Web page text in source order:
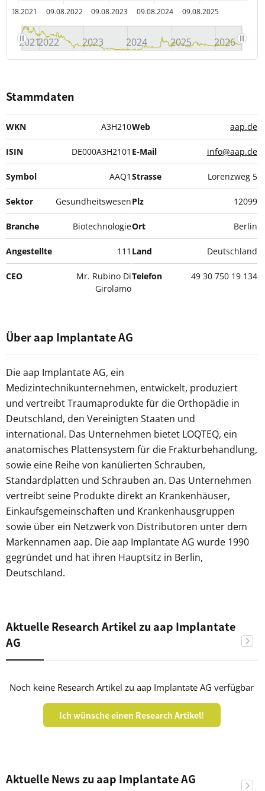
09.08.2021 09.08.2022 09.08.2023 09.08.2024 09.08.2025
20212022 2023 2024 2025 2026
Stammdaten
WKN A3H210
ISIN DE000A3H2101
Symbol AAQ1
Sektor Gesundheitswesen
Branche Biotechnologie
Angestellte 111
CEO
Mr. Rubino Di
Girolamo
Web aap.de
E-Mail info@aap.de
Strasse Lorenzweg 5
Plz 12099
Ort Berlin
Land Deutschland
Telefon 49 30 750 19 134
Über aap Implantate AG
Die aap Implantate AG, ein
Medizintechnikunternehmen, entwickelt, produziert
und vertreibt Traumaprodukte für die Orthopädie in
Deutschland, den Vereinigten Staaten und
international. Das Unternehmen bietet LOQTEQ, ein
anatomisches Plattensystem für die Frakturbehandlung,
sowie eine Reihe von kanülierten Schrauben,
Standardplatten und Schrauben an. Das Unternehmen
vertreibt seine Produkte direkt an Krankenhäuser,
Einkaufsgemeinschaften und Krankenhausgruppen
sowie über ein Netzwerk von Distributoren unter dem
Markennamen aap. Die aap Implantate AG wurde 1990
gegründet und hat ihren Hauptsitz in Berlin,
Deutschland.
Aktuelle Research Artikel zu aap Implantate
AG
Noch keine Research Artikel zu aap Implantate AG verfügbar
Ich wünsche einen Research Artikel!
Aktuelle News zu aap Implantate AG